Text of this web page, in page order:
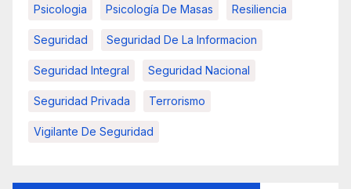
Psicologia Psicología De Masas Resiliencia
Seguridad Seguridad De La Informacion
Seguridad Integral Seguridad Nacional
Seguridad Privada Terrorismo
Vigilante De Seguridad